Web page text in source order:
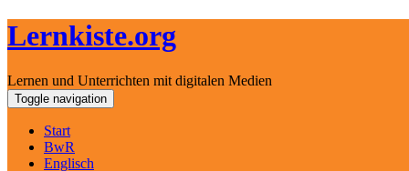
Lernkiste.org
Lernen und Unterrichten mit digitalen Medien
Skip
to
content
Toggle navigation
Start
BwR
Englisch